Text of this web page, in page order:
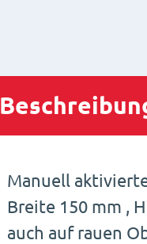
Manuell
Breite 150 mm ,
auch auf rauen